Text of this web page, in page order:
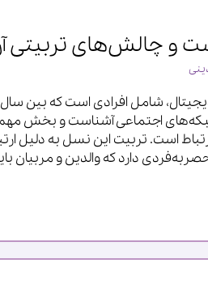
اجتماعی آشناست و بخش
است. تربیت این نسل به دلیل
دارد که والدین و مربیان